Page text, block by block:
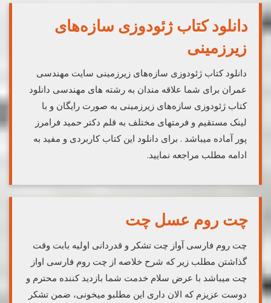
دانلود کتاب ژئودوزی سازه‌های
زیرزمینی
دانلود کتاب ژئودوزی سازه‌های زیرزمینی سایت مهندسی
عمران برای شما علاقه مندان به رشته های مهندسی دانلود
کتاب ژئودوزی سازه‌های زیرزمینی به صورت رایگان و با
لینک مستقیم و فرمتهای مختلف به قلم دکتر حمید فرامرز
پور آماده میباشد . برای دانلود این کتاب کاربردی و مفید به
ادامه مطلب مراجعه نمایید.
چت روم عسل چت
چت روم فارسی آواز چت تشکر و قدردانی اولیه بابت وقت
گذاشتن مطلب زیر که شرح خلاصه از چت روم فارسی اواز
چت میباشد با عرض سلام خدمت شما بازدید کننده محترم و
دوست عزیزم که الان داری این مطلبو میخونی، ضمن تشکر